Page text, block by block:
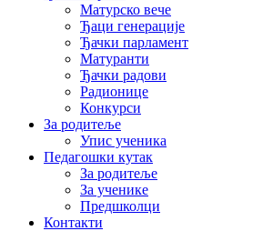
Матурско вече
Ђаци генерације
Ђачки парламент
Матуранти
Ђачки радови
Радионице
Конкурси
За родитеље
Упис ученика
Педагошки кутак
За родитеље
За ученике
Предшколци
Контакти